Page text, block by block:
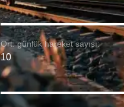
Ort. günlük hareket sayısı:
10